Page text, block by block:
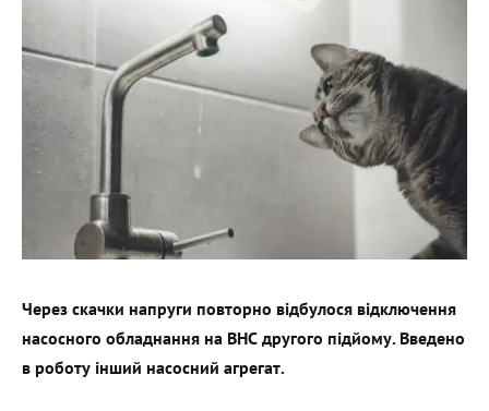
Через скачки напруги повторно відбулося відключення
насосного обладнання на ВНС другого підйому. Введено
в роботу інший насосний агрегат.